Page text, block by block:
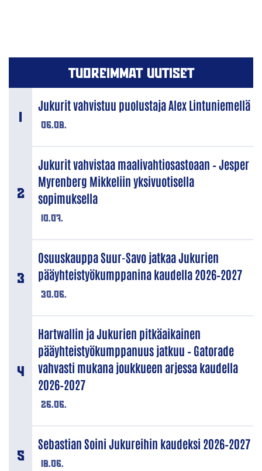
TUOREIMMAT UUTISET
06.08.
Jukurit vahvistuu puolustaja Alex Lintuniemellä
10.07.
Jukurit vahvistaa maalivahtiosastoaan – Jesper
Myrenberg Mikkeliin yksivuotisella
sopimuksella
30.06.
Osuuskauppa Suur-Savo jatkaa Jukurien
pääyhteistyökumppanina kaudella 2026–2027
26.06.
Hartwallin ja Jukurien pitkäaikainen
pääyhteistyökumppanuus jatkuu – Gatorade
vahvasti mukana joukkueen arjessa kaudella
2026–2027
18.06.
Sebastian Soini Jukureihin kaudeksi 2026–2027